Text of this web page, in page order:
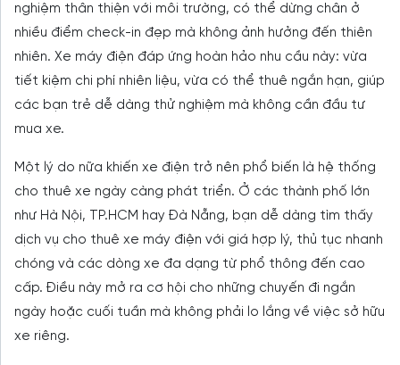
nghiệm thân thiện với môi trường, có thể dừng chân ở
nhiều điểm check-in đẹp mà không ảnh hưởng đến thiên
nhiên. Xe máy điện đáp ứng hoàn hảo nhu cầu này: vừa
tiết kiệm chi phí nhiên liệu, vừa có thể thuê ngắn hạn, giúp
các bạn trẻ dễ dàng thử nghiệm mà không cần đầu tư
mua xe.
Một lý do nữa khiến xe điện trở nên phổ biến là hệ thống
cho thuê xe ngày càng phát triển. Ở các thành phố lớn
như Hà Nội, TP.HCM hay Đà Nẵng, bạn dễ dàng tìm thấy
dịch vụ cho thuê xe máy điện với giá hợp lý, thủ tục nhanh
chóng và các dòng xe đa dạng từ phổ thông đến cao
cấp. Điều này mở ra cơ hội cho những chuyến đi ngắn
ngày hoặc cuối tuần mà không phải lo lắng về việc sở hữu
xe riêng.